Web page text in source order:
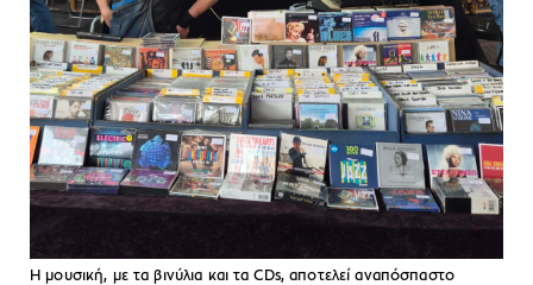
Η μουσική, με τα βινύλια και τα CDs, αποτελεί αναπόσπαστο